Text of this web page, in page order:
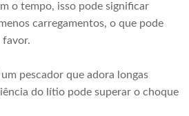
o tempo, isso pode significar
carregamentos, o que pode
favor.
pescador que adora longas
do lítio pode superar o choque